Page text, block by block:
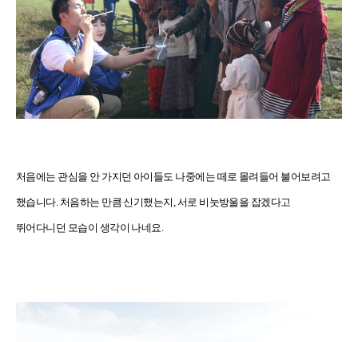
처음에는 관심을 안 가지던 아이들도 나중에는 떼로 몰려들어 불어보려고
했습니다. 처음하는 만큼 신기했는지, 서로 비눗방울을 잡겠다고
뛰어다니던 모습이 생각이 나네요.